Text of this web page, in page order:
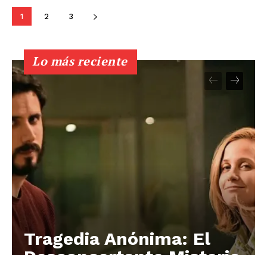
1 2 3
Lo más reciente
Tragedia Anónima: El